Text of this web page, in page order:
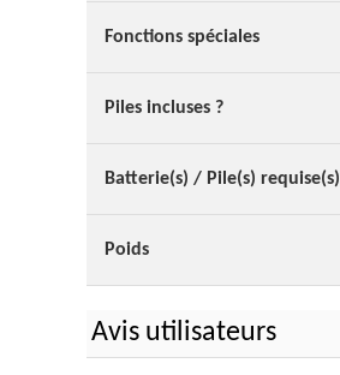
Fonctions spéciales
Piles incluses ?
Batterie(s) / Pile(s) requise(s)
Poids
Avis utilisateurs